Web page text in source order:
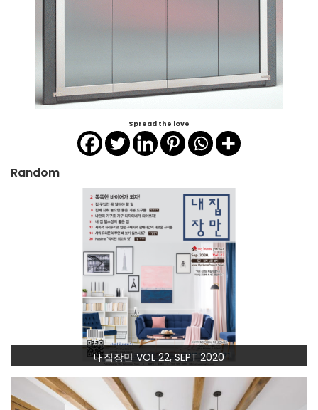
Spread the love
Random
내집장만 VOL 22, SEPT 2020